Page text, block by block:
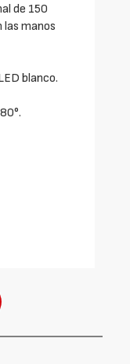
de 150
manos
blanco.